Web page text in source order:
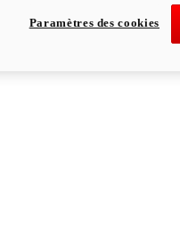
Paramètres des cookies